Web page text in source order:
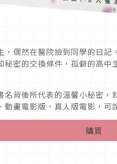
，偶然在醫院撿到同學的日
秘密的交換條件，孤僻的高
名背後所代表的溫馨小秘密
畫電影版、真人版電影，可
購買